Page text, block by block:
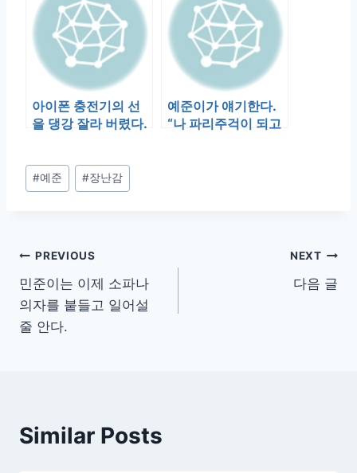
아이폰 충전기의 선
을 댕강 잘라 버렸다.
예준이가 얘기한다.
“나 파리주걱이 되고
Post
Tags:
#예준 #장난감
글
탐
색
PREVIOUS
민준이는 이제 소파나
의자를 붙들고 일어설
줄 안다.
NEXT
다음 글
Similar Posts